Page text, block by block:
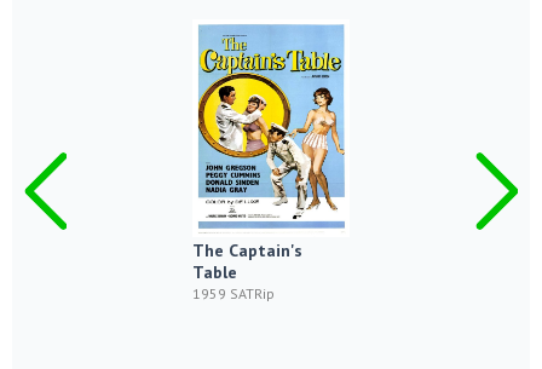
The Captain's
Table
1959 SATRip